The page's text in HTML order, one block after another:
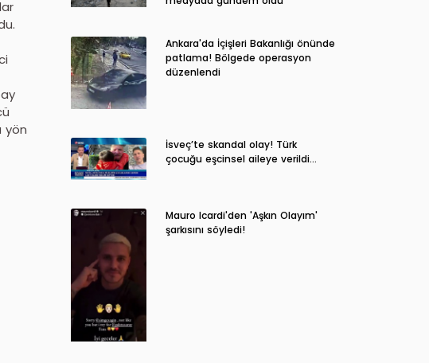
yön
Ankara'da İçişleri Bakanlığı önünde
patlama! Bölgede operasyon
düzenlendi
İsveç’te skandal olay! Türk
çocuğu eşcinsel aileye verildi…
Mauro Icardi'den 'Aşkın Olayım'
şarkısını söyledi!